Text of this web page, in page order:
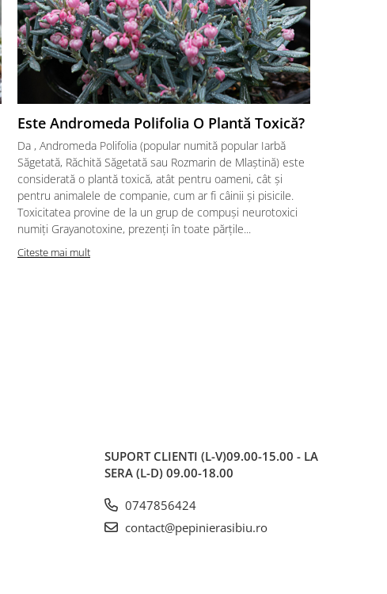
Este Andromeda Polifolia O Plantă Toxică?
Da , Andromeda Polifolia (popular numită popular Iarbă
Săgetată, Răchită Săgetată sau Rozmarin de Mlaștină) este
considerată o plantă toxică, atât pentru oameni, cât și
pentru animalele de companie, cum ar fi câinii și pisicile.
Toxicitatea provine de la un grup de compuși neurotoxici
numiți Grayanotoxine, prezenți în toate părțile...
Citeste mai mult
SUPORT CLIENTI (L-V)09.00-15.00 - LA
SERA (L-D) 09.00-18.00
0747856424
contact@pepinierasibiu.ro